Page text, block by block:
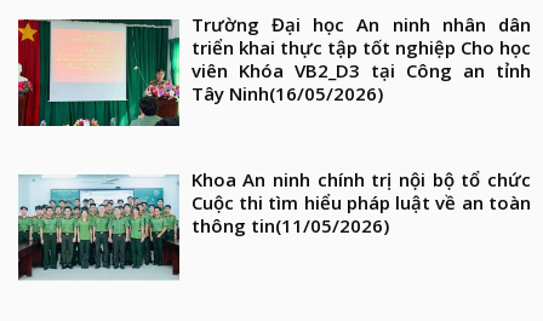
Trường Đại học An ninh nhân dân
triển khai thực tập tốt nghiệp Cho học
viên Khóa VB2_D3 tại Công an tỉnh
Tây Ninh(16/05/2026)
Khoa An ninh chính trị nội bộ tổ chức
Cuộc thi tìm hiểu pháp luật về an toàn
thông tin(11/05/2026)